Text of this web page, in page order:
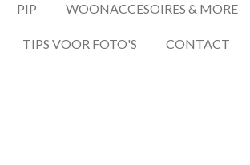
PIP WOONACCESOIRES & MORE
TIPS VOOR FOTO'S CONTACT